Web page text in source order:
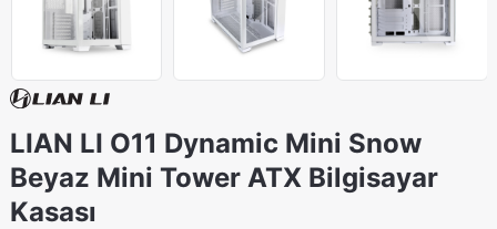
LIAN LI O11 Dynamic Mini Snow
Beyaz Mini Tower ATX Bilgisayar
Kasası